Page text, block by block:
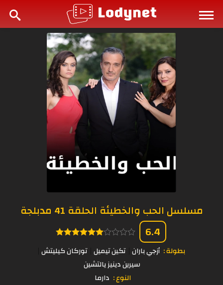
مسلسل الحب والخطيئة الحلقة 41 مدبلجة
6.4
بطولة : أزجي باران تكين تيميل توركان كيليتش
سيرين دينيز يالتشين
النوع : دارما